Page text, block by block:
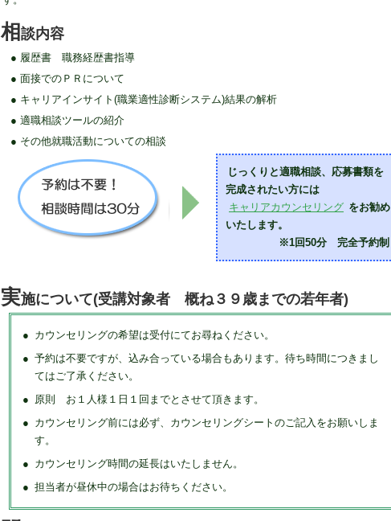
相 談内容
● 履歴書 職務経歴書指導
● 面接でのＰＲについて
● キャリアインサイト(職業適性診断システム)結果の解析
● 適職相談ツールの紹介
● その他就職活動についての相談
じっくりと適職相談、応募書類を
完成されたい方には
キャリアカウンセリング をお勧め
いたします。
※1回50分 完全予約制
実施について(受講対象者 概ね３９歳までの若年者)
● カウンセリングの希望は受付にてお尋ねください。
● 予約は不要ですが、込み合っている場合もあります。待ち時間につきまし
てはご了承ください。
● 原則 お１人様１日１回までとさせて頂きます。
● カウンセリング前には必ず、カウンセリングシートのご記入をお願いしま
す。
● カウンセリング時間の延長はいたしません。
● 担当者が昼休中の場合はお待ちください。